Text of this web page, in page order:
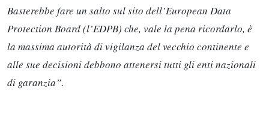
Basterebbe fare un salto sul sito dell’European Data
Protection Board (l’EDPB) che, vale la pena ricordarlo, è
la massima autorità di vigilanza del vecchio continente e
alle sue decisioni debbono attenersi tutti gli enti nazionali
di garanzia”.